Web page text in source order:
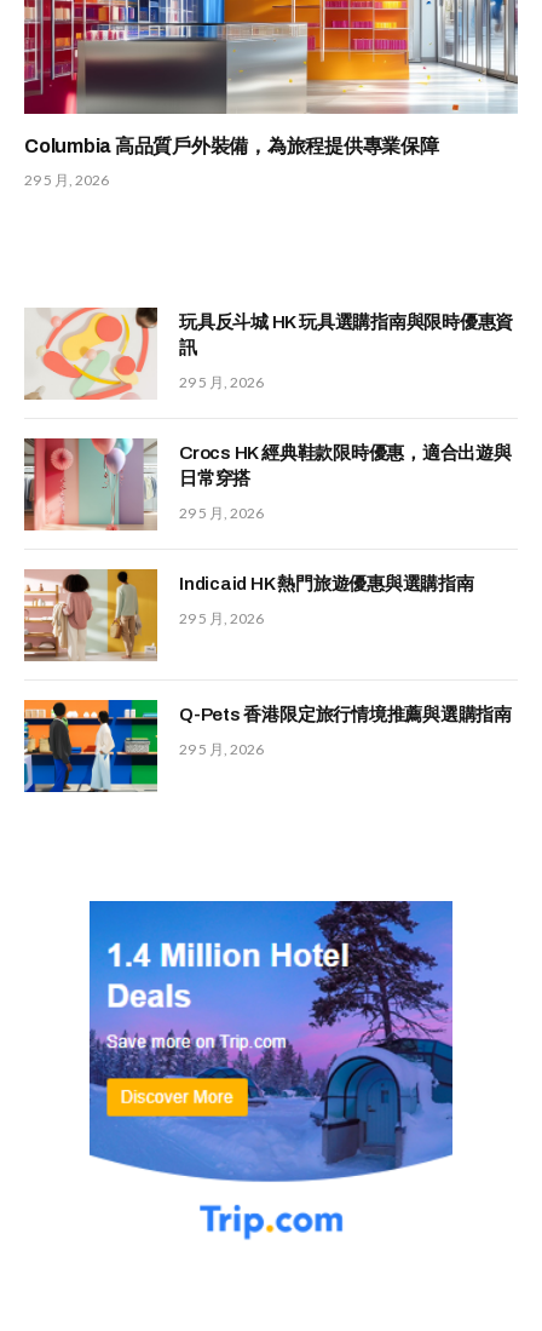
Columbia 高品質戶外裝備，為旅程提供專業保障
29 5 月, 2026
玩具反斗城 HK 玩具選購指南與限時優惠資
訊
29 5 月, 2026
Crocs HK 經典鞋款限時優惠，適合出遊與
日常穿搭
29 5 月, 2026
Indicaid HK 熱門旅遊優惠與選購指南
29 5 月, 2026
Q-Pets 香港限定旅行情境推薦與選購指南
29 5 月, 2026